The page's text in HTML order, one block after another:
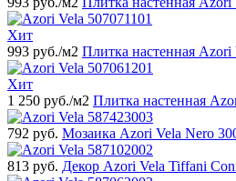
Хит
993 руб./м2 Плитка настенная Azori
Хит
1 250 руб./м2 Плитка настенная
792 руб. Мозаика Azori Vela Nero
813 руб. Декор Azori Vela Tiffani